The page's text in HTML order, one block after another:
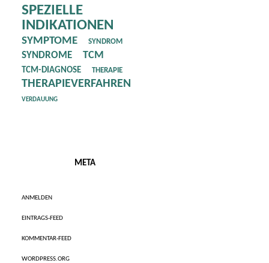
SPEZIELLE
INDIKATIONEN
SYMPTOME SYNDROM
SYNDROME TCM
TCM-DIAGNOSE THERAPIE
THERAPIEVERFAHREN
VERDAUUNG
META
ANMELDEN
EINTRAGS-FEED
KOMMENTAR-FEED
WORDPRESS.ORG